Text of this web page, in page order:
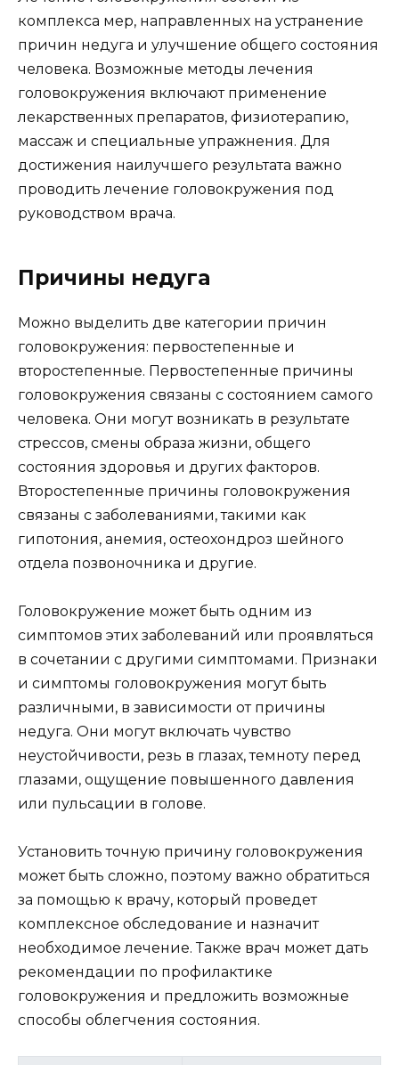
комплекса мер, направленных на устранение
причин недуга и улучшение общего состояния
человека. Возможные методы лечения
головокружения включают применение
лекарственных препаратов, физиотерапию,
массаж и специальные упражнения. Для
достижения наилучшего результата важно
проводить лечение головокружения под
руководством врача.
Причины недуга
Можно выделить две категории причин
головокружения: первостепенные и
второстепенные. Первостепенные причины
головокружения связаны с состоянием самого
человека. Они могут возникать в результате
стрессов, смены образа жизни, общего
состояния здоровья и других факторов.
Второстепенные причины головокружения
связаны с заболеваниями, такими как
гипотония, анемия, остеохондроз шейного
отдела позвоночника и другие.
Головокружение может быть одним из
симптомов этих заболеваний или проявляться
в сочетании с другими симптомами. Признаки
и симптомы головокружения могут быть
различными, в зависимости от причины
недуга. Они могут включать чувство
неустойчивости, резь в глазах, темноту перед
глазами, ощущение повышенного давления
или пульсации в голове.
Установить точную причину головокружения
может быть сложно, поэтому важно обратиться
за помощью к врачу, который проведет
комплексное обследование и назначит
необходимое лечение. Также врач может дать
рекомендации по профилактике
головокружения и предложить возможные
способы облегчения состояния.